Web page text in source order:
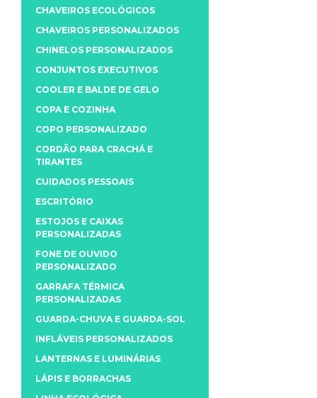
CHAVEIROS ECOLÓGICOS
CHAVEIROS PERSONALIZADOS
CHINELOS PERSONALIZADOS
CONJUNTOS EXECUTIVOS
COOLER E BALDE DE GELO
COPA E COZINHA
COPO PERSONALIZADO
CORDÃO PARA CRACHÁ E
TIRANTES
CUIDADOS PESSOAIS
ESCRITÓRIO
ESTOJOS E CAIXAS
PERSONALIZADAS
FONE DE OUVIDO
PERSONALIZADO
GARRAFA TÉRMICA
PERSONALIZADAS
GUARDA-CHUVA E GUARDA-SOL
INFLÁVEIS PERSONALIZADOS
LANTERNAS E LUMINÁRIAS
LÁPIS E BORRACHAS